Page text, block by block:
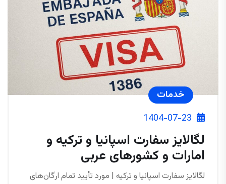
خدمات
1404-07-23
لگالایز سفارت اسپانیا و ترکیه و
امارات و کشورهای عربی
لگالایز سفارت اسپانیا و ترکیه | مورد تأیید تمام ارگان‌های